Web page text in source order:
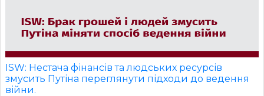
ISW: Нестача фінансів та людських ресурсів
змусить Путіна переглянути підходи до ведення
війни.